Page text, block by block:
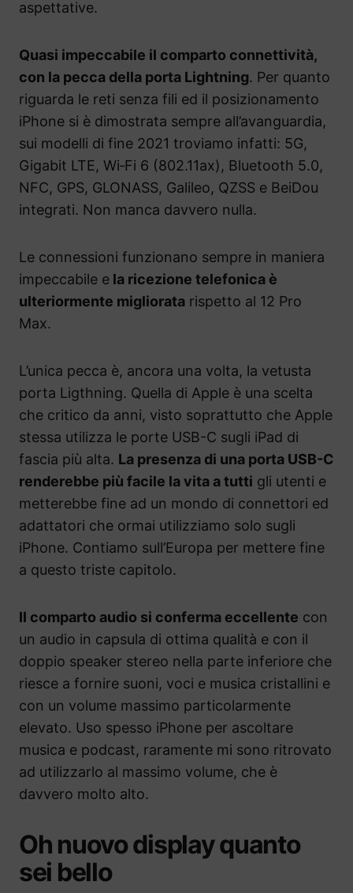
aspettative.
Quasi impeccabile il comparto connettività,
con la pecca della porta Lightning. Per quanto
riguarda le reti senza fili ed il posizionamento
iPhone si è dimostrata sempre all’avanguardia,
sui modelli di fine 2021 troviamo infatti: 5G,
Gigabit LTE, Wi‑Fi 6 (802.11ax), Bluetooth 5.0,
NFC, GPS, GLONASS, Galileo, QZSS e BeiDou
integrati. Non manca davvero nulla.
Le connessioni funzionano sempre in maniera
impeccabile e la ricezione telefonica è
ulteriormente migliorata rispetto al 12 Pro
Max.
L’unica pecca è, ancora una volta, la vetusta
porta Ligthning. Quella di Apple è una scelta
che critico da anni, visto soprattutto che Apple
stessa utilizza le porte USB-C sugli iPad di
fascia più alta. La presenza di una porta USB-C
renderebbe più facile la vita a tutti gli utenti e
metterebbe fine ad un mondo di connettori ed
adattatori che ormai utilizziamo solo sugli
iPhone. Contiamo sull’Europa per mettere fine
a questo triste capitolo.
Il comparto audio si conferma eccellente con
un audio in capsula di ottima qualità e con il
doppio speaker stereo nella parte inferiore che
riesce a fornire suoni, voci e musica cristallini e
con un volume massimo particolarmente
elevato. Uso spesso iPhone per ascoltare
musica e podcast, raramente mi sono ritrovato
ad utilizzarlo al massimo volume, che è
davvero molto alto.
Oh nuovo display quanto
sei bello